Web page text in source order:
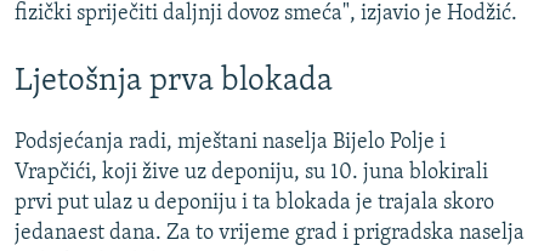
fizički spriječiti daljnji dovoz smeća", izjavio je Hodžić.
Ljetošnja prva blokada
Podsjećanja radi, mještani naselja Bijelo Polje i
Vrapčići, koji žive uz deponiju, su 10. juna blokirali
prvi put ulaz u deponiju i ta blokada je trajala skoro
jedanaest dana. Za to vrijeme grad i prigradska naselja